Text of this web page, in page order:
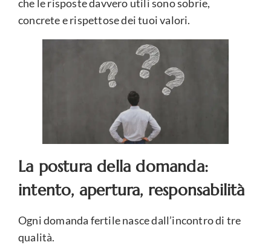
che le risposte davvero utili sono sobrie,
concrete e rispettose dei tuoi valori.
La postura della domanda:
intento, apertura, responsabilità
Ogni domanda fertile nasce dall’incontro di tre
qualità.